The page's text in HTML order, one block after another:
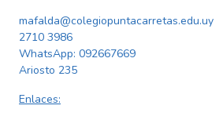
mafalda@colegiopuntacarretas.edu.uy
2710 3986
WhatsApp: 092667669
Ariosto 235
Enlaces: